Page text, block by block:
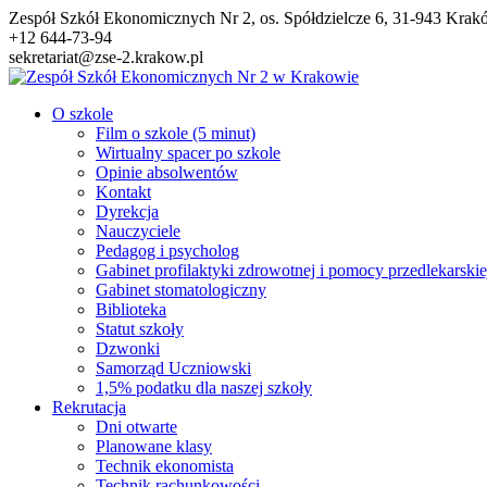
Przejdź
do
treści
Zespół Szkół Ekonomicznych Nr 2, os. Spółdzielcze 6, 31-943
+12 644-73-94
sekretariat@zse-2.krakow.pl
O szkole
Film o szkole (5 minut)
Wirtualny spacer po szkole
Opinie absolwentów
Kontakt
Dyrekcja
Nauczyciele
Pedagog i psycholog
Gabinet profilaktyki zdrowotnej i pomocy
Gabinet stomatologiczny
Biblioteka
Statut szkoły
Dzwonki
Samorząd Uczniowski
1,5% podatku dla naszej szkoły
Rekrutacja
Dni otwarte
Planowane klasy
Technik ekonomista